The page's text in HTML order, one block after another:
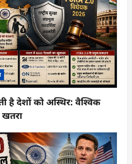
है देशों को अस्थिर: वैश्विक